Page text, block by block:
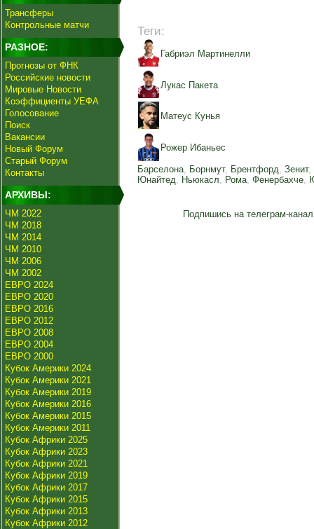
Трансферы
Контрольные матчи
РАЗНОЕ:
Прогнозы от ФНК
Российские новости
Мировые Новости
Коэффициенты УЕФА
Голосование
Поиск
Вакансии
Новый Форум
Старый Форум
Контакты
АРХИВЫ:
ЧМ 2022
ЧМ 2018
ЧМ 2014
ЧМ 2010
ЧМ 2006
ЧМ 2002
ЕВРО 2024
ЕВРО 2020
ЕВРО 2016
ЕВРО 2012
ЕВРО 2008
ЕВРО 2004
ЕВРО 2000
Кубок Америки 2024
Кубок Америки 2021
Кубок Америки 2019
Кубок Америки 2016
Кубок Америки 2015
Кубок Америки 2011
Кубок Африки 2025
Кубок Африки 2023
Кубок Африки 2021
Кубок Африки 2019
Кубок Африки 2017
Кубок Африки 2015
Кубок Африки 2013
Кубок Африки 2012
Теги:
Габриэл Мартинелли
Лукас Пакета
Матеус Кунья
Рожер Ибаньес
Барселона, Борнмут, Брентфорд, Зенит,
Юнайтед, Ньюкасл, Рома, Фенербахче,
Подпишись на телеграм-